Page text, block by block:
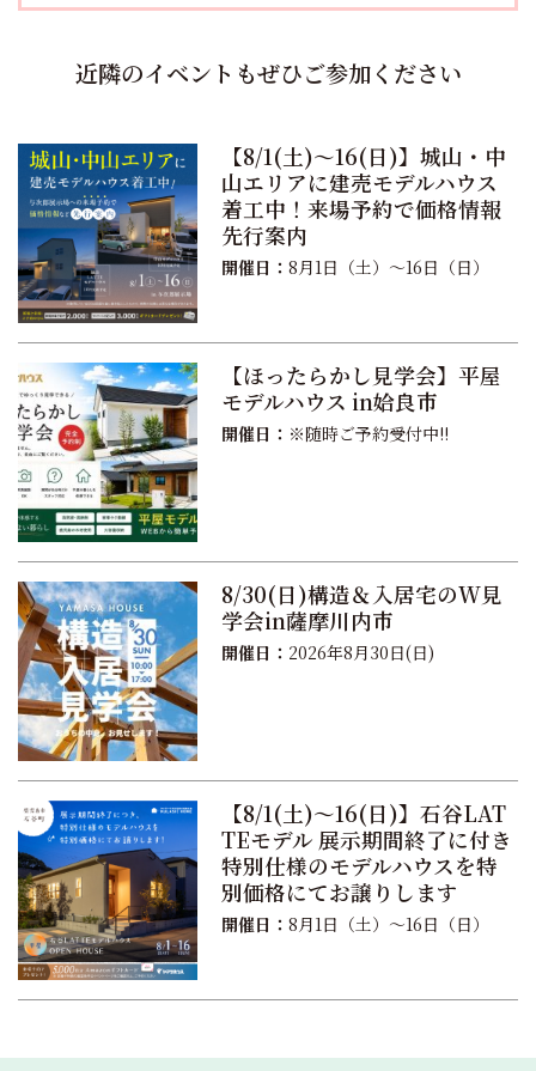
近隣のイベントもぜひご参加ください
【8/1(土)〜16(日)】城山・中
山エリアに建売モデルハウス
着工中！来場予約で価格情報
先行案内
開催日： 8月1日（土）〜16日（日）
【ほったらかし見学会】平屋
モデルハウス in姶良市
開催日： ※随時ご予約受付中!!
8/30(日)構造＆入居宅のW見
学会in薩摩川内市
開催日： 2026年8月30日(日)
【8/1(土)〜16(日)】石谷LAT
TEモデル 展示期間終了に付き
特別仕様のモデルハウスを特
別価格にてお譲りします
開催日： 8月1日（土）〜16日（日）